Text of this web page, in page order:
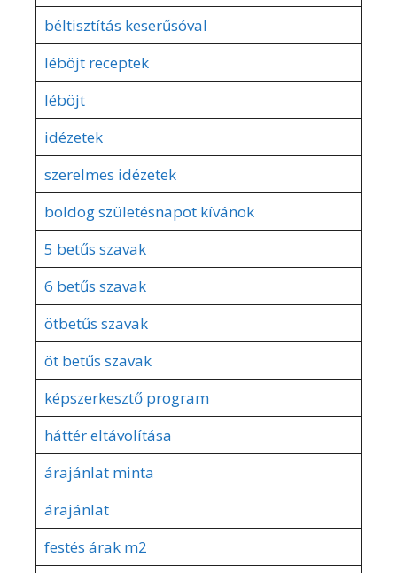
béltisztítás keserűsóval
léböjt receptek
léböjt
idézetek
szerelmes idézetek
boldog születésnapot kívánok
5 betűs szavak
6 betűs szavak
ötbetűs szavak
öt betűs szavak
képszerkesztő program
háttér eltávolítása
árajánlat minta
árajánlat
festés árak m2